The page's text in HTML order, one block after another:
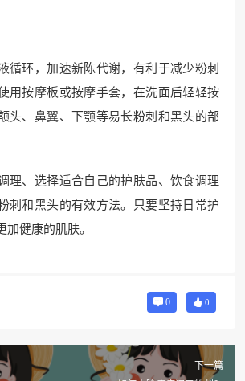
循环，加速新陈代谢，有利于减少粉刺
用按摩板或按摩手套，在洗面后轻轻按
头、鼻翼、下颚等易长粉刺和黑头的部
理、选择适合自己的护肤品、饮食调理
刺和黑头的有效方法。只要坚持日常护
加健康的肌肤。
0 0
下一篇